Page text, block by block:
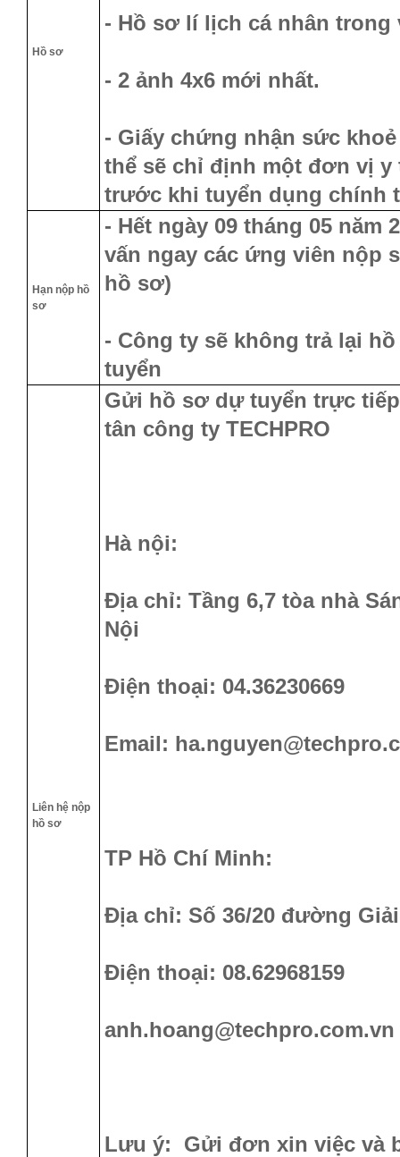
Hồ sơ
- Hồ sơ lí lịch cá nhân trong
- 2 ảnh 4x6 mới nhất.
- Giấy chứng nhận sức
thể sẽ chỉ định một đơn vị y
trước khi tuyển dụng chính
Hạn nộp hồ
sơ
- Hết ngày 09 tháng 05 năm
vấn ngay các ứng viên nộp
hồ sơ)
- Công ty sẽ không trả lại
tuyển
Liên hệ nộp
hồ sơ
Gửi hồ sơ dự tuyển trực
tân công ty TECHPRO
Hà nội:
Địa chỉ: Tầng 6,7 tòa nhà
Nội
Điện thoại: 04.36230669
Email:
TP Hồ Chí Minh:
Địa chỉ: Số 36/20 đường
Điện thoại: 08.62968159
anh.hoang@techpro.com.vn
Lưu ý: Gửi đơn xin việc và